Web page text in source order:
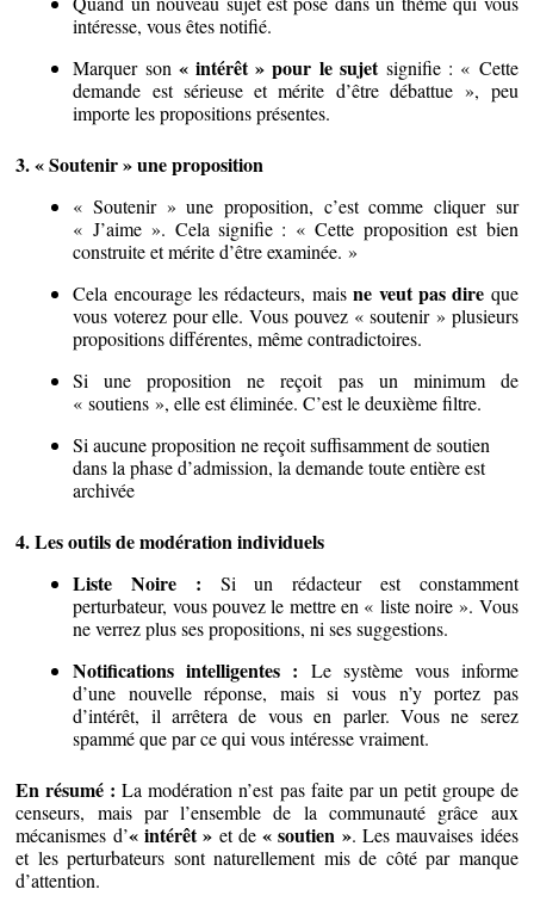
intéresse, vous êtes notifié.
Marquer son « intérêt » pour le sujetsignifie : « Cette
demande est sérieuse et mérite d’être débattue », peu
importe les propositions présentes.
3. « Soutenir » une proposition
« Soutenir » une proposition, c’est comme cliquer sur
« J’aime ». Cela signifie : « Cette proposition est bien
construite et mérite d’être examinée. »
Cela encourage les rédacteurs, maisne veut pas dire que
vous voterez pour elle. Vous pouvez « soutenir » plusieurs
propositions différentes, même contradictoires.
Si une proposition ne reçoit pas un minimum de
« soutiens », elle est éliminée. C’est le deuxième filtre.
Si aucune proposition ne reçoit suffisamment de soutien
dans la phase d’admission, la demande toute entière est
archivée
4. Les outils de modération individuels
Liste Noire : Si un rédacteur est constamment
perturbateur, vous pouvez le mettre en « liste noire ». Vous
ne verrez plus ses propositions, ni ses suggestions.
Notifications intelligentes : Le système vous informe
d’une nouvelle réponse, mais si vous n’y portez pas
d’intérêt, il arrêtera de vous en parler. Vous ne serez
spammé que par ce qui vous intéresse vraiment.
En résumé : La modération n’est pas faite par un petit groupe de
censeurs, mais par l’ensemble de la communauté grâce aux
mécanismes d’« intérêt » et de« soutien ». Les mauvaises idées
et les perturbateurs sont naturellement mis de côté par manque
d’attention.